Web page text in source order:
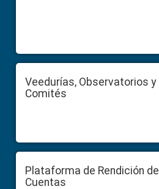
Veedurías, Observatorios y
Comités
Plataforma de Rendición de
Cuentas